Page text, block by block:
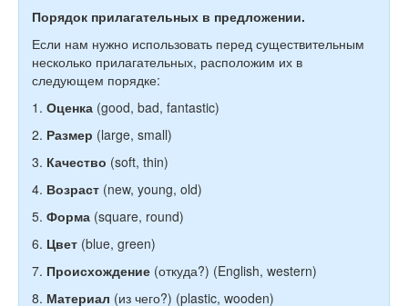
Порядок прилагательных в предложении.
Если нам нужно использовать перед существительным
несколько прилагательных, расположим их в
следующем порядке:
1. Оценка (good, bad, fantastic)
2. Размер (large, small)
3. Качество (soft, thin)
4. Возраст (new, young, old)
5. Форма (square, round)
6. Цвет (blue, green)
7. Происхождение (откуда?) (English, western)
8. Материал (из чего?) (plastic, wooden)